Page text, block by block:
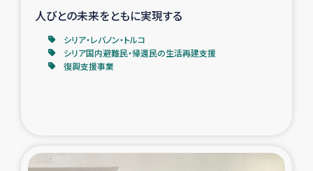
人びとの未来をともに実現する
シリア・レバノン・トルコ
シリア国内避難民・帰還民の生活再建支援
復興支援事業